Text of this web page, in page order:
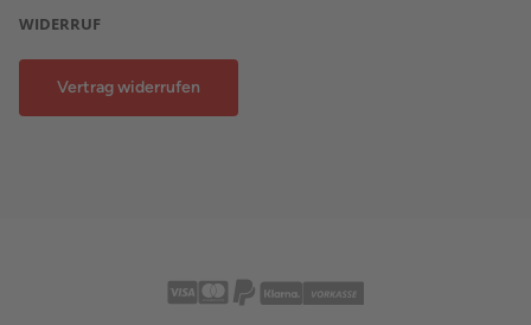
WIDERRUF
Vertrag widerrufen